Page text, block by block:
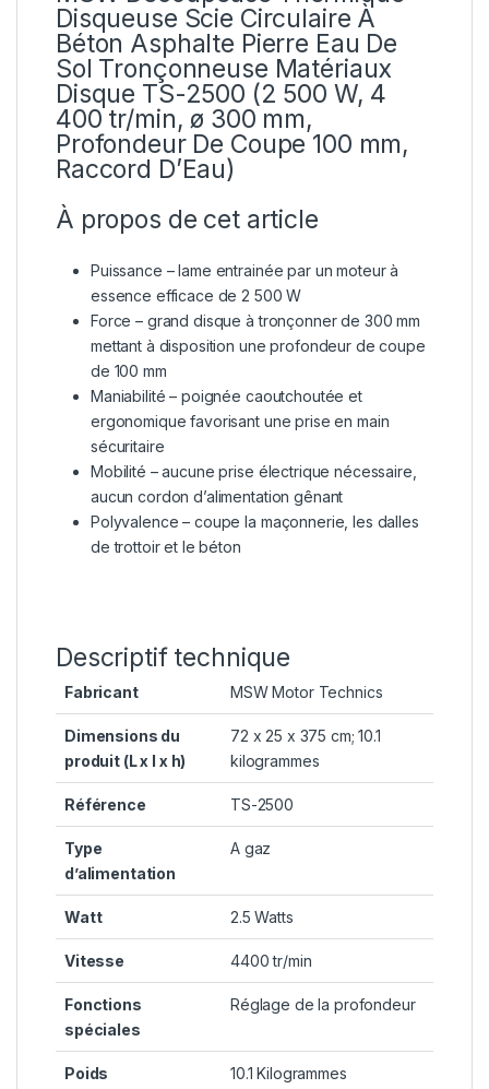
Disqueuse Scie Circulaire À
Béton Asphalte Pierre Eau De
Sol Tronçonneuse Matériaux
Disque TS-2500 (2 500 W, 4
400 tr/min, ø 300 mm,
Profondeur De Coupe 100 mm,
Raccord D’Eau)
À propos de cet article
Puissance – lame entrainée par un moteur à
essence efficace de 2 500 W
Force – grand disque à tronçonner de 300 mm
mettant à disposition une profondeur de coupe
de 100 mm
Maniabilité – poignée caoutchoutée et
ergonomique favorisant une prise en main
sécuritaire
Mobilité – aucune prise électrique nécessaire,
aucun cordon d’alimentation gênant
Polyvalence – coupe la maçonnerie, les dalles
de trottoir et le béton
Descriptif technique
Fabricant ‎MSW Motor Technics
Dimensions du
produit (L x l x h)
‎72 x 25 x 375 cm; 10.1
kilogrammes
Référence ‎TS-2500
Type
d’alimentation
‎A gaz
Watt ‎2.5 Watts
Vitesse ‎4400 tr/min
Fonctions
spéciales
‎Réglage de la profondeur
Poids ‎10.1 Kilogrammes